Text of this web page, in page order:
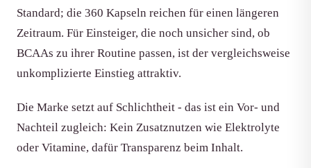
Standard; die 360 Kapseln reichen für einen längeren
Zeitraum. Für Einsteiger, die noch unsicher sind, ob
BCAAs zu ihrer Routine passen, ist der vergleichsweise
unkomplizierte Einstieg attraktiv.
Die Marke setzt auf Schlichtheit - das ist ein Vor- und
Nachteil zugleich: Kein Zusatznutzen wie Elektrolyte
oder Vitamine, dafür Transparenz beim Inhalt.